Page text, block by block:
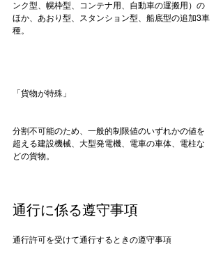
ンク型、幌枠型、コンテナ用、自動車の運搬用）の
ほか、あおり型、スタンション型、船底型の追加3車
種。
「貨物が特殊」
分割不可能のため、一般的制限値のいずれかの値を
超える建設機械、大型発電機、電車の車体、電柱な
どの貨物。
通行に係る遵守事項
通行許可を受けて通行するときの遵守事項